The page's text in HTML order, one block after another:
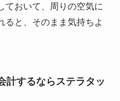
ておいて、周りの空気に
ると、そのまま気持ちよ
計するならステラタッ